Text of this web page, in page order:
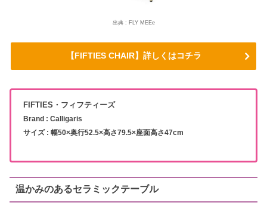
出典 : FLY MEEe
【FIFTIES CHAIR】詳しくはコチラ
FIFTIES・フィフティーズ
Brand : Calligaris
サイズ : 幅50×奥行52.5×高さ79.5×座面高さ47cm
温かみのあるセラミックテーブル